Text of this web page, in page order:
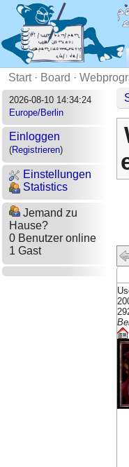
Start· Board ·
2026-08-10 14:34:24
Europe/Berlin
Einloggen
(Registrieren)
Einstellungen
Statistics
Jemand zu
Hause?
0 Benutzer online
1 Gast